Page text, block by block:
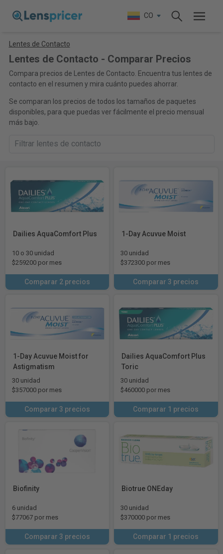
CO
Lentes de Contacto
Lentes de Contacto - Comparar Precios
Compara precios de Lentes de Contacto. Encuentra tus lentes de
contacto en el resumen y mira cuánto puedes ahorrar.
Se comparan los precios de todos los tamaños de paquetes
disponibles, para que puedas ver fácilmente el precio mensual
más bajo.
Dailies AquaComfort Plus
10 o 30 unidad
$259200 por mes
Comparar 2 precios
1-Day Acuvue Moist
30 unidad
$372300 por mes
Comparar 3 precios
1-Day Acuvue Moist for
Astigmatism
30 unidad
$357000 por mes
Comparar 3 precios
Dailies AquaComfort Plus
Toric
30 unidad
$460000 por mes
Comparar 1 precios
Biofinity
6 unidad
$77067 por mes
Comparar 3 precios
Biotrue ONEday
30 unidad
$370000 por mes
Comparar 1 precios